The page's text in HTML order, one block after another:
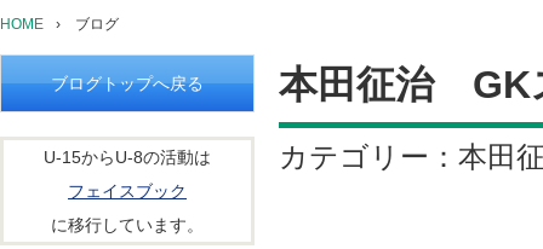
HOME › ブログ
本田征治 GK
カテゴリー：本田
ブログトップへ戻る
U-15からU-8の活動は
フェイスブック
に移行しています。